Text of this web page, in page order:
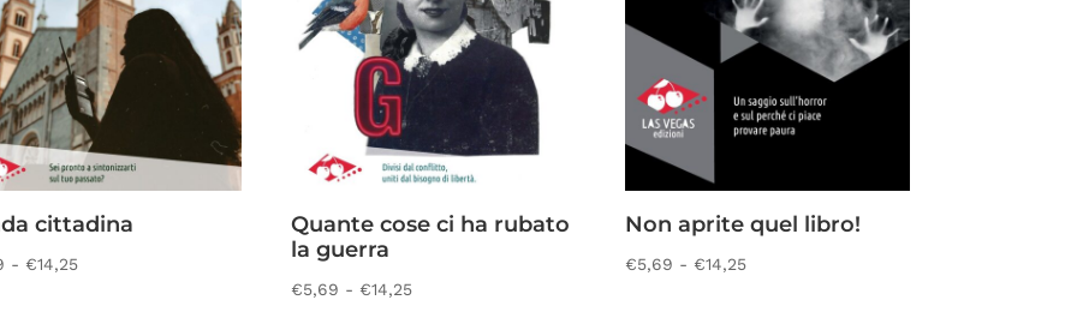
cittadina
- €14,25Fascia
Quante cose ci ha rubato
la guerra
€5,69 - €14,25Fascia
Non aprite quel libro!
€5,69 - €14,25Fascia